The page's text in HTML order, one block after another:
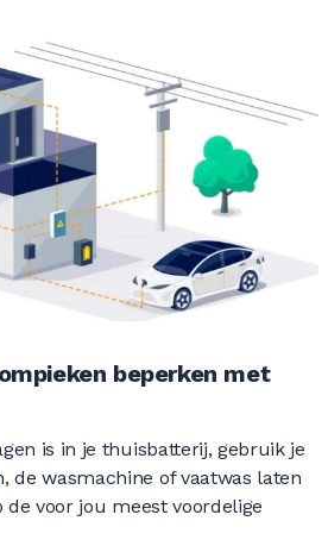
beperken met
is in je thuisbatterij, gebruik je
de wasmachine of vaatwas laten
de voor jou meest voordelige